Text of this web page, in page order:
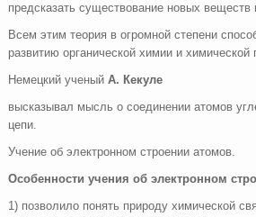
предсказать существование новых веществ
Всем этим теория в огромной степени
развитию органической химии и
Немецкий ученыйА. Кекуле
высказывал мысль о соединении атомов
цепи.
Учение об электронном строении атомов.
Особенности учения об электронном
1) позволило понять природу химической